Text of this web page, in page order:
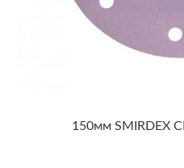
150мм SMIRDEX